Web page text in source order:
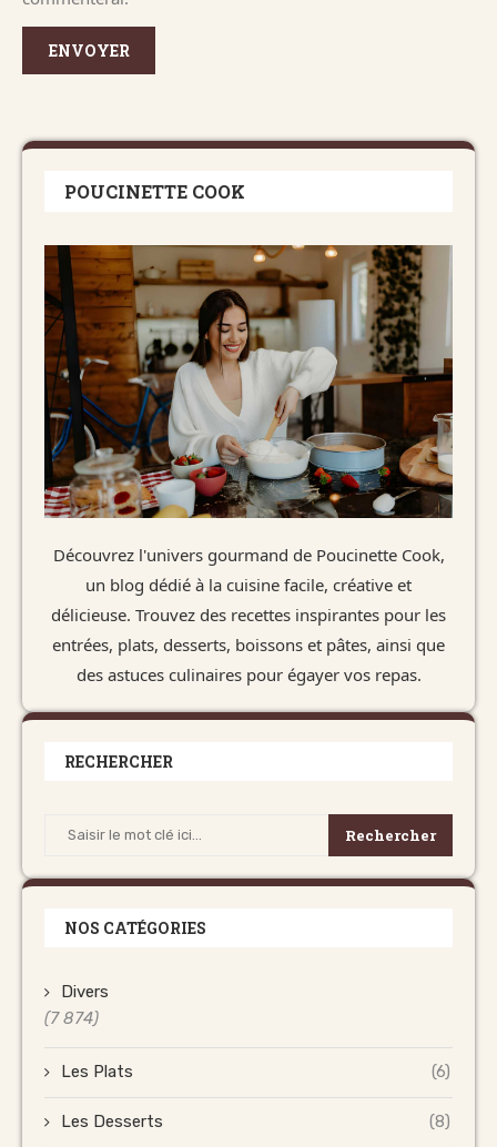
POUCINETTE COOK
Découvrez l'univers gourmand de Poucinette Cook,
un blog dédié à la cuisine facile, créative et
délicieuse. Trouvez des recettes inspirantes pour les
entrées, plats, desserts, boissons et pâtes, ainsi que
des astuces culinaires pour égayer vos repas.
RECHERCHER
Rechercher
NOS CATÉGORIES
Divers
(7 874)
Les Plats (6)
Les Desserts (8)